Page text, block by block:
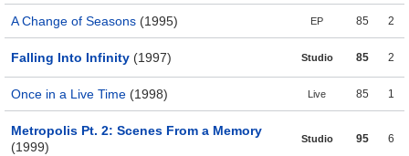
A Change of Seasons (1995) EP 85 2
Falling Into Infinity (1997) Studio 85 2
Once in a Live Time (1998) Live 85 1
Metropolis Pt. 2: Scenes From a Memory
(1999)
Studio 95 6